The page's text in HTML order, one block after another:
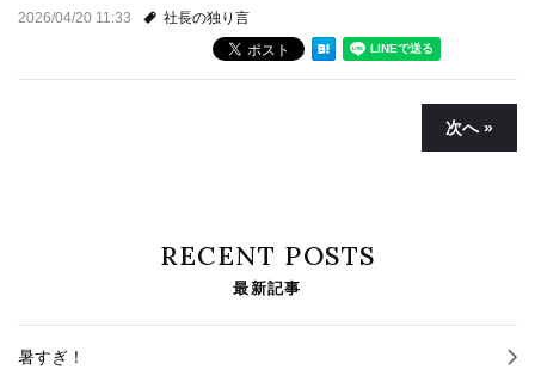
2026/04/20 11:33 社長の独り言
次へ »
RECENT POSTS
最新記事
暑すぎ！